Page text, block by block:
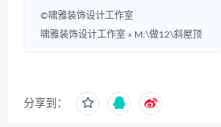
©啸雅装饰设计工作室
啸雅装饰设计工作室 » M:\做12\斜屋顶
分享到：